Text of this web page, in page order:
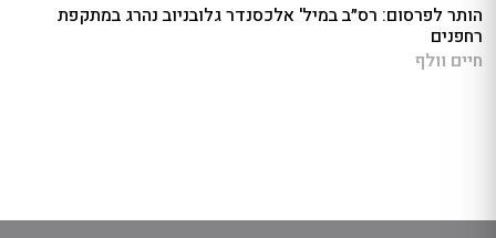
הותר לפרסום: רס״ב במיל' אלכסנדר גלובניוב נהרג במתקפת
רחפנים
חיים וולף